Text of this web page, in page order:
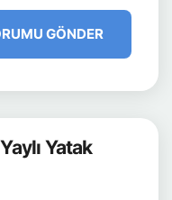
GÖNDER
Yatak